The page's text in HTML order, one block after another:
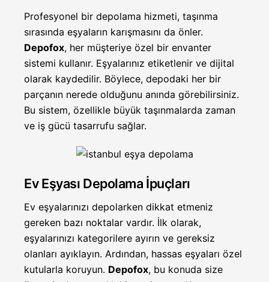
Profesyonel bir depolama hizmeti, taşınma
sırasında eşyaların karışmasını da önler.
Depofox, her müşteriye özel bir envanter
sistemi kullanır. Eşyalarınız etiketlenir ve dijital
olarak kaydedilir. Böylece, depodaki her bir
parçanın nerede olduğunu anında görebilirsiniz.
Bu sistem, özellikle büyük taşınmalarda zaman
ve iş gücü tasarrufu sağlar.
Ev Eşyası Depolama İpuçları
Ev eşyalarınızı depolarken dikkat etmeniz
gereken bazı noktalar vardır. İlk olarak,
eşyalarınızı kategorilere ayırın ve gereksiz
olanları ayıklayın. Ardından, hassas eşyaları özel
kutularla koruyun. Depofox, bu konuda size